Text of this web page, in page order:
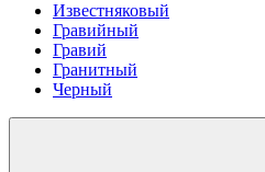
Известняковый
Гравийный
Гравий
Гранитный
Черный